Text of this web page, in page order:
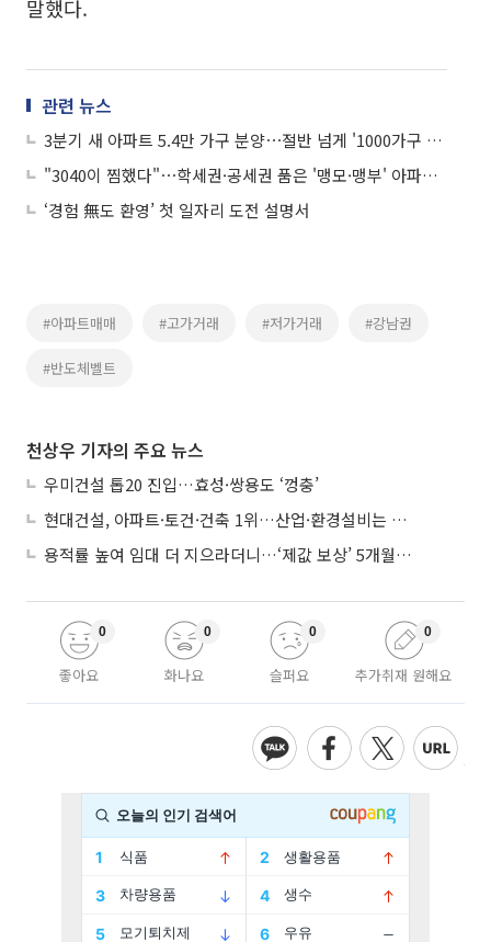
말했다.
관련 뉴스
3분기 새 아파트 5.4만 가구 분양⋯절반 넘게 '1000가구 대단지'
"3040이 찜했다"⋯학세권·공세권 품은 '맹모·맹부' 아파트 대세
‘경험 無도 환영’ 첫 일자리 도전 설명서
#아파트매매 #고가거래 #저가거래 #강남권
#반도체벨트
천상우 기자의 주요 뉴스
우미건설 톱20 진입…효성·쌍용도 ‘껑충’
현대건설, 아파트·토건·건축 1위…산업·환경설비는 삼성E&A
용적률 높여 임대 더 지으라더니…‘제값 보상’ 5개월째 국회에 발목
좋아요
0
화나요
0
슬퍼요
0
추가취재 원해요
0